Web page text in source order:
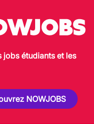
jobs étudiants et les
NOWJOBS